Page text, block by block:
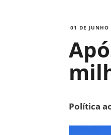
01 DE
Política